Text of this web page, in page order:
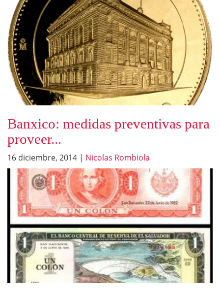
Banxico: medidas preventivas para
proveer...
16 diciembre, 2014 | Nicolas Rombiola